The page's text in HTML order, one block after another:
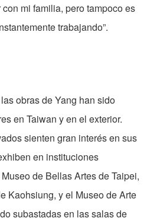
mi familia, pero tampoco es
trabajando”.
obras de Yang han sido
en Taiwan y en el exterior.
sienten gran interés en sus
en instituciones
de Bellas Artes de Taipei,
Kaohsiung, y el Museo de Arte
subastadas en las salas de